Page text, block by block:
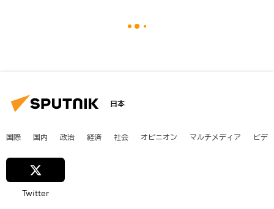
日本
国際 国内 政治 経済 社会 オピニオン マルチメディア ビデ
Twitter